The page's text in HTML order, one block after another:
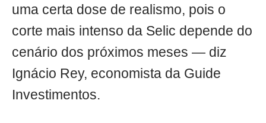
uma certa dose de realismo, pois o
corte mais intenso da Selic depende do
cenário dos próximos meses — diz
Ignácio Rey, economista da Guide
Investimentos.